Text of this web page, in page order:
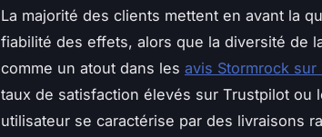
La majorité des clients mettent en avant la
fiabilité des effets, alors que la diversité de
comme un atout dans les avis Stormrock sur
taux de satisfaction élevés sur Trustpilot ou
utilisateur se caractérise par des livraisons